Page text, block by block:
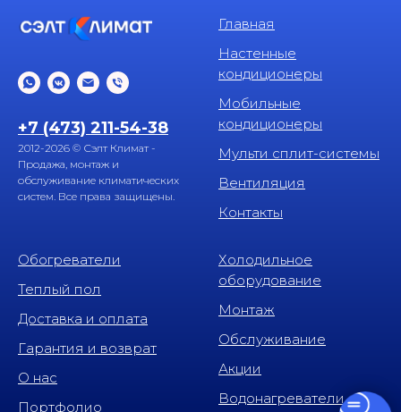
+7 (473) 211-54-38
2012-2026 © Сэлт Климат -
Продажа, монтаж и
обслуживание климатических
систем. Все права защищены.
Главная
Настенные
кондиционеры
Мобильные
кондиционеры
Мульти сплит-системы
Вентиляция
Контакты
Обогреватели
Теплый пол
Доставка и оплата
Гарантия и возврат
О нас
Портфолио
Холодильное
оборудование
Монтаж
Обслуживание
Акции
Водонагреватели